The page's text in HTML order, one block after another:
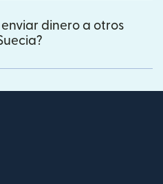
dinero a otros